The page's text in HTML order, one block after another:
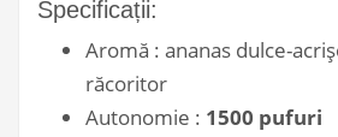
Specificații:
Aromă : ananas dulce-
răcoritor
Autonomie : 1500 pufuri